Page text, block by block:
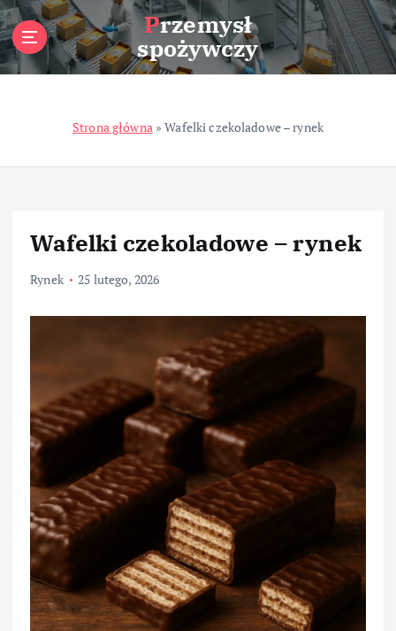
S
k
i
p
n
Przemysł
spożywczy
Strona główna »Wafelki czekoladowe – rynek
Wafelki czekoladowe – rynek
Rynek 25 lutego, 2026